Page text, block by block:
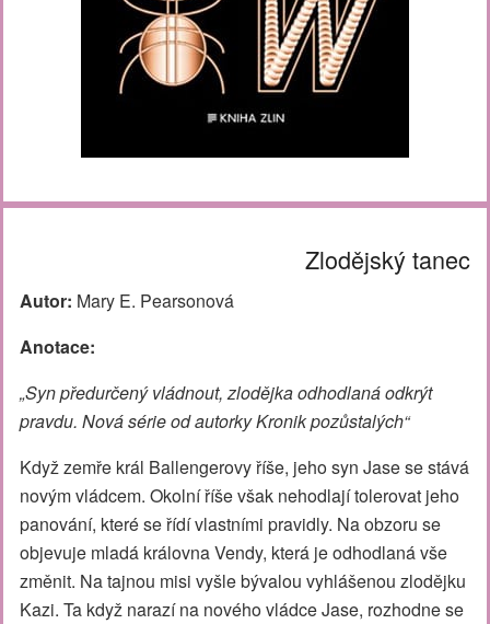
Zlodějský tanec
Autor: Mary E. Pearsonová
Anotace:
„Syn předurčený vládnout, zlodějka odhodlaná odkrýt
pravdu. Nová série od autorky Kronik pozůstalých“
Když zemře král Ballengerovy říše, jeho syn Jase se stává
novým vládcem. Okolní říše však nehodlají tolerovat jeho
panování, které se řídí vlastními pravidly. Na obzoru se
objevuje mladá královna Vendy, která je odhodlaná vše
změnit. Na tajnou misi vyšle bývalou vyhlášenou zlodějku
Kazi. Ta když narazí na nového vládce Jase, rozhodne se